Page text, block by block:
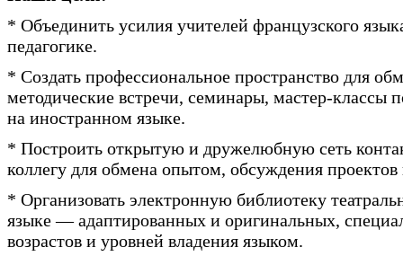
* Объединить усилия учителей французского
педагогике.
* Создать профессиональное пространство для
методические встречи, семинары, мастер-классы
на иностранном языке.
* Построить открытую и дружелюбную сеть
коллегу для обмена опытом, обсуждения
* Организовать электронную библиотеку
языке — адаптированных и оригинальных,
возрастов и уровней владения языком.